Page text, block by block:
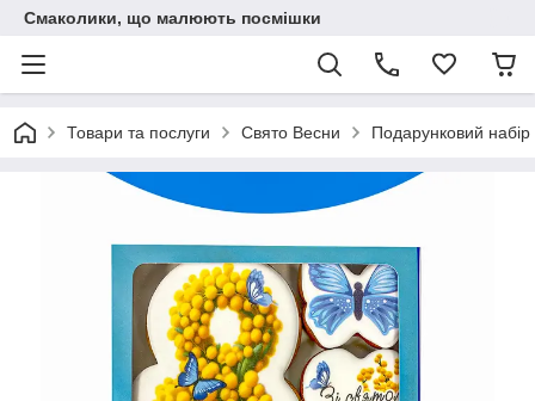
Смаколики, що малюють посмішки
Товари та послуги Свято Весни Подарунковий набір